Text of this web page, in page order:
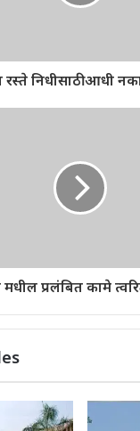
रस्ते निधीसाठी आधी
मधील प्रलंबित कामे